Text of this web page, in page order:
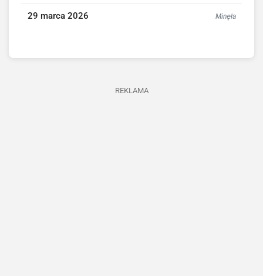
29 marca 2026 Minęła
REKLAMA